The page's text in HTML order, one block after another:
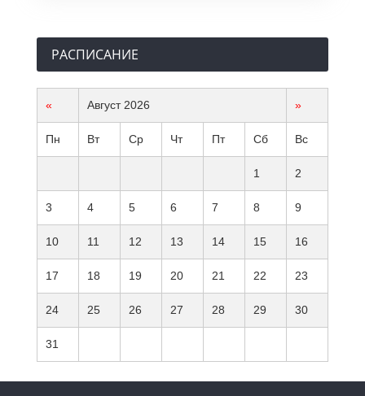
РАСПИСАНИЕ
« Август 2026 »
Пн Вт Ср Чт Пт Сб Вс
1 2
3 4 5 6 7 8 9
10 11 12 13 14 15 16
17 18 19 20 21 22 23
24 25 26 27 28 29 30
31